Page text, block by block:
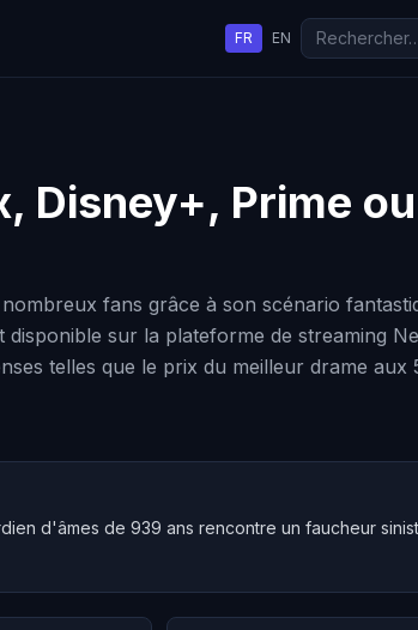
FR EN
Disney+, Prime ou
fans grâce à son scénario
sur la plateforme de streaming
telles que le prix du meilleur drame aux
d'âmes de 939 ans rencontre un faucheur